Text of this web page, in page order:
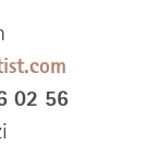
02 56